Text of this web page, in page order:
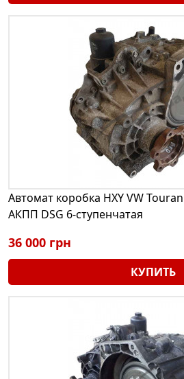
Автомат коробка HXY VW
АКПП DSG 6-ступенчатая
36 000 грн
КУПИТЬ